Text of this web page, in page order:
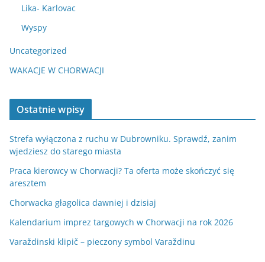
Lika- Karlovac
Wyspy
Uncategorized
WAKACJE W CHORWACJI
Ostatnie wpisy
Strefa wyłączona z ruchu w Dubrowniku. Sprawdź, zanim
wjedziesz do starego miasta
Praca kierowcy w Chorwacji? Ta oferta może skończyć się
aresztem
Chorwacka głagolica dawniej i dzisiaj
Kalendarium imprez targowych w Chorwacji na rok 2026
Varaždinski klipič – pieczony symbol Varaždinu